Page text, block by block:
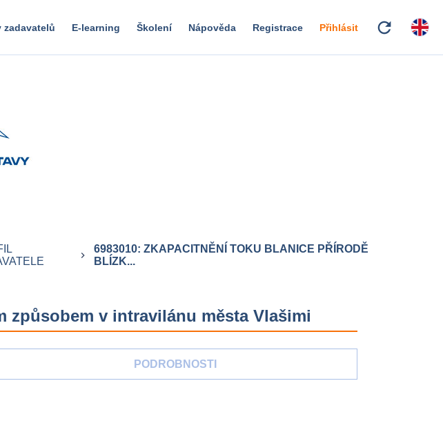
zadavatelů E-learning Školení Nápověda Registrace Přihlásit refresh
keyboard_arrow_right
6983010: ZKAPACITNĚNÍ TOKU BLANICE PŘÍRODĚ
BLÍZK...
způsobem v intravilánu města Vlašimi
PODROBNOSTI